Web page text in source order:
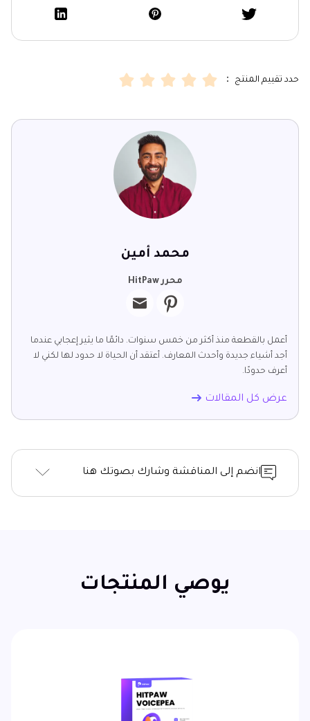
حدد تقييم المنتج ：
محمد أمين
محرر HitPaw
أعمل بالقطعة منذ أكثر من خمس سنوات. دائمًا ما يثير إعجابي عندما
أجد أشياء جديدة وأحدث المعارف. أعتقد أن الحياة لا حدود لها لكني لا
أعرف حدودًا.
عرض كل المقالات
انضم إلى المناقشة وشارك بصوتك هنا
يوصي المنتجات